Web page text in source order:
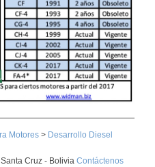
Motores > Desarrollo Diesel
Cruz - Bolivia Contáctenos